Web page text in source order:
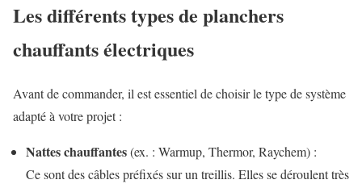
Les différents types de planchers
chauffants électriques
Avant de commander, il est essentiel de choisir le type de système
adapté à votre projet :
Nattes chauffantes(ex. : Warmup, Thermor, Raychem) :
Ce sont des câbles préfixés sur un treillis. Elles se déroulent très